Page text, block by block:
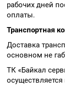
рабочих дней
оплаты.
Транспортная
Доставка
основном не
ТК «Байкал